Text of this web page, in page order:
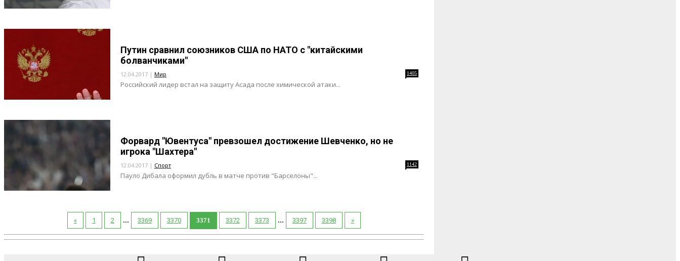
Путин сравнил союзников США по НАТО с "китайскими
болванчиками"
12.04.2017 | Мир 1405
Российский лидер встал на защиту Асада после химической атаки...
Форвард "Ювентуса" превзошел достижение Шевченко, но не
игрока "Шахтера"
12.04.2017 | Спорт 1142
Пауло Дибала оформил дубль в матче против "Барселоны"...
« 1 2 ... 3369 3370 3371 3372 3373 ... 3397 3398 »